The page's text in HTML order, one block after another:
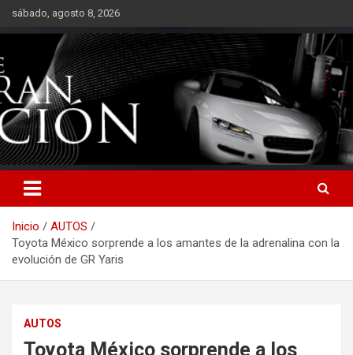
Saltarsábado, agosto 8, 2026
Inicio
AUTOS
Toyota México sorprende a los amantes de la adrenalina con la
evolución de GR Yaris
AUTOS
Toyota México sorprende a los